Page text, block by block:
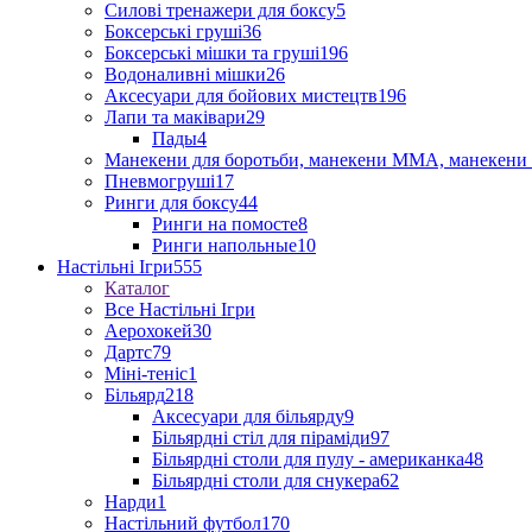
Силові тренажери для боксу5
Боксерські груші36
Боксерські мішки та груші196
Водоналивні мішки26
Аксесуари для бойових мистецтв196
Лапи та маківари29
Пады4
Манекени для боротьби, манекени ММА, манекени
Пневмогруші17
Ринги для боксу44
Ринги на помосте8
Ринги напольные10
Настільні Ігри555
Каталог
Все Настільні Ігри
Аерохокей30
Дартс79
Міні-теніс1
Більярд218
Аксесуари для більярду9
Більярдні стіл для піраміди97
Більярдні столи для пулу - американка48
Більярдні столи для снукера62
Нарди1
Настільний футбол170